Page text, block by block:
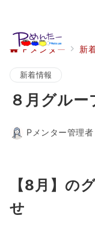
Ｐメンター 新
新着情報
８月グル
Pメンター管理者
【8月】の
せ